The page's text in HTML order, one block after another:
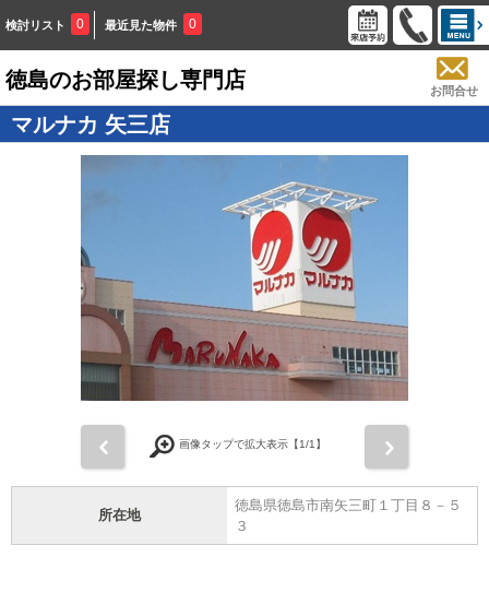
検討リスト 0 最近見た物件 0
徳島のお部屋探し専門店 お問合せ
マルナカ 矢三店
前 画像タップで拡大表示【1/1】
所在地
徳島県徳島市南矢三町１丁目８－５
３